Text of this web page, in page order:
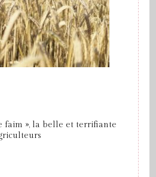
faim », la belle et terrifiante